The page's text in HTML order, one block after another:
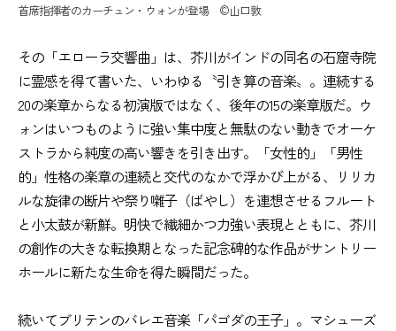
首席指揮者のカーチュン・ウォンが登場 ©️山口敦
その「エローラ交響曲」は、芥川がインドの同名の石窟寺院
に霊感を得て書いた、いわゆる〝引き算の音楽〟。連続する
20の楽章からなる初演版ではなく、後年の15の楽章版だ。ウ
ォンはいつものように強い集中度と無駄のない動きでオーケ
ストラから純度の高い響きを引き出す。「女性的」「男性
的」性格の楽章の連続と交代のなかで浮かび上がる、リリカ
ルな旋律の断片や祭り囃子（ばやし）を連想させるフルート
と小太鼓が新鮮。明快で繊細かつ力強い表現とともに、芥川
の創作の大きな転換期となった記念碑的な作品がサントリー
ホールに新たな生命を得た瞬間だった。
続いてブリテンのバレエ音楽「パゴダの王子」。マシューズ